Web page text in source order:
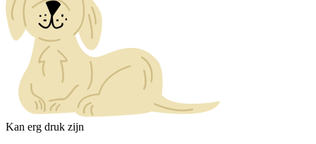
Kan erg druk zijn